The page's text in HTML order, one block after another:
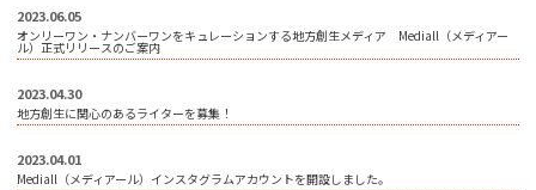
2023.06.05
オンリーワン・ナンバーワンをキュレーションする地方創生メディア Mediall（メディアー
ル）正式リリースのご案内
2023.04.30
地方創生に関心のあるライターを募集！
2023.04.01
Mediall（メディアール）インスタグラムアカウントを開設しました。